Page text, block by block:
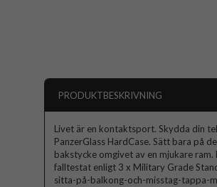
PRODUKTBESKRIVNING
Livet är en kontaktsport. Skydda din
PanzerGlass HardCase. Sätt bara på
bakstycke omgivet av en mjukare
falltestat enligt 3 x Military Grade
sitta-på-balkong-och-misstag-tappa-